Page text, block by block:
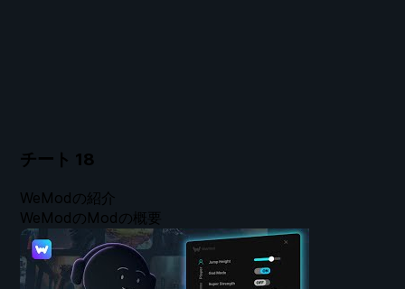
チート 18
WeModの紹介
WeModのModの概要